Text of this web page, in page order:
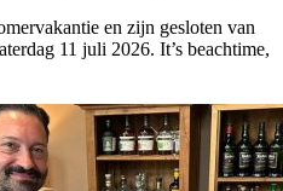
en zijn gesloten van
11 juli 2026. It’s beachtime,